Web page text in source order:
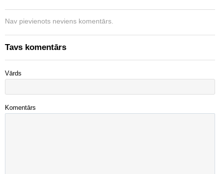
Nav pievienots neviens komentārs.
Tavs komentārs
Vārds
Komentārs